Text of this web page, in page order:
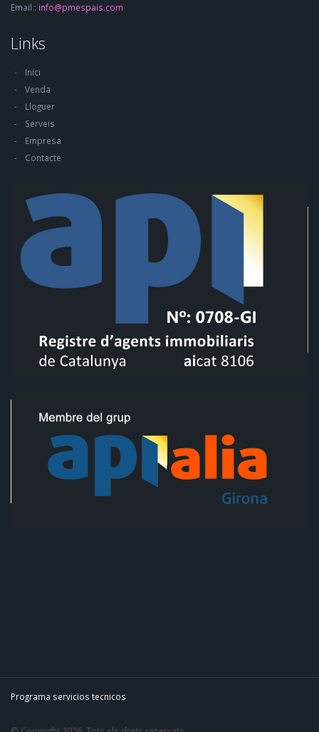
Email : info@pmespais.com
Links
Inici
Venda
Lloguer
Serveis
Empresa
Contacte
Programa servicios tecnicos